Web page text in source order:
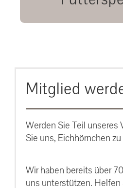
unsere
Mitglied
Werden Sie Teil unseres
Sie uns, Eichhörnchen
Wir haben bereits über
uns unterstützen. Helfen